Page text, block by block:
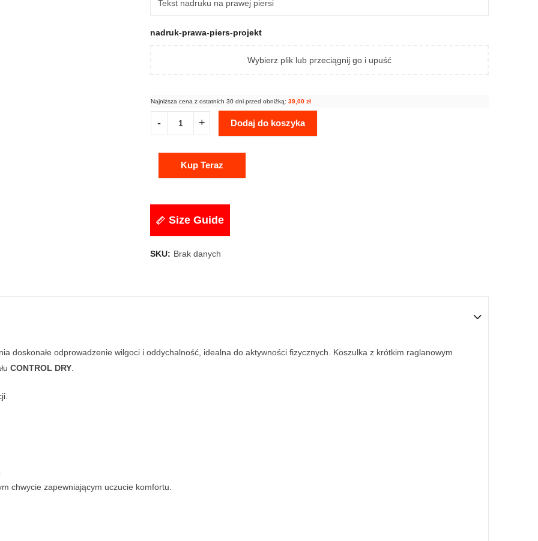
nadruk-prawa-piers-projekt
Wybierz plik lub przeciągnij go i upuść
Najniższa cena z ostatnich 30 dni przed obniżką: 39,00 zł
Dodaj do koszyka
Kup Teraz
Size Guide
SKU: Brak danych
doskonałe odprowadzenie wilgoci i oddychalność, idealna do aktywności fizycznych. Koszulka z krótkim raglanowym
CONTROL DRY.
chwycie zapewniającym uczucie komfortu.